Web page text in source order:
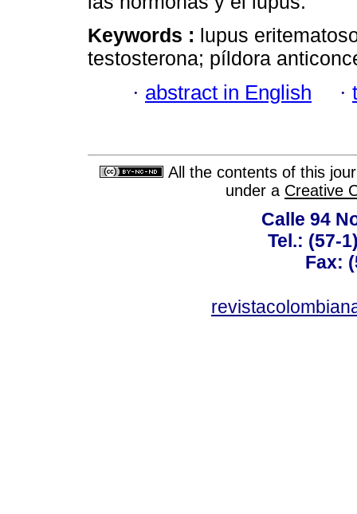
Keywords : lupus
testosterona; píldora
· abstract in English ·
All the contents of this
under a Creative
Calle 94
Tel.: (57-
Fax: